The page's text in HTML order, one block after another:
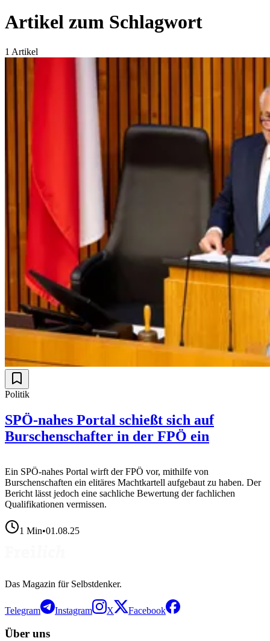
Artikel zum Schlagwort
1 Artikel
Politik
SPÖ-nahes Portal schießt sich auf
Burschenschafter in der FPÖ ein
Ein SPÖ-nahes Portal wirft der FPÖ vor, mithilfe von
Burschenschaften ein elitäres Machtkartell aufgebaut zu haben. Der
Bericht lässt jedoch eine sachliche Bewertung der fachlichen
Qualifikationen vermissen.
1 Min•01.08.25
Das Magazin für Selbstdenker.
Telegram Instagram X Facebook
Über uns